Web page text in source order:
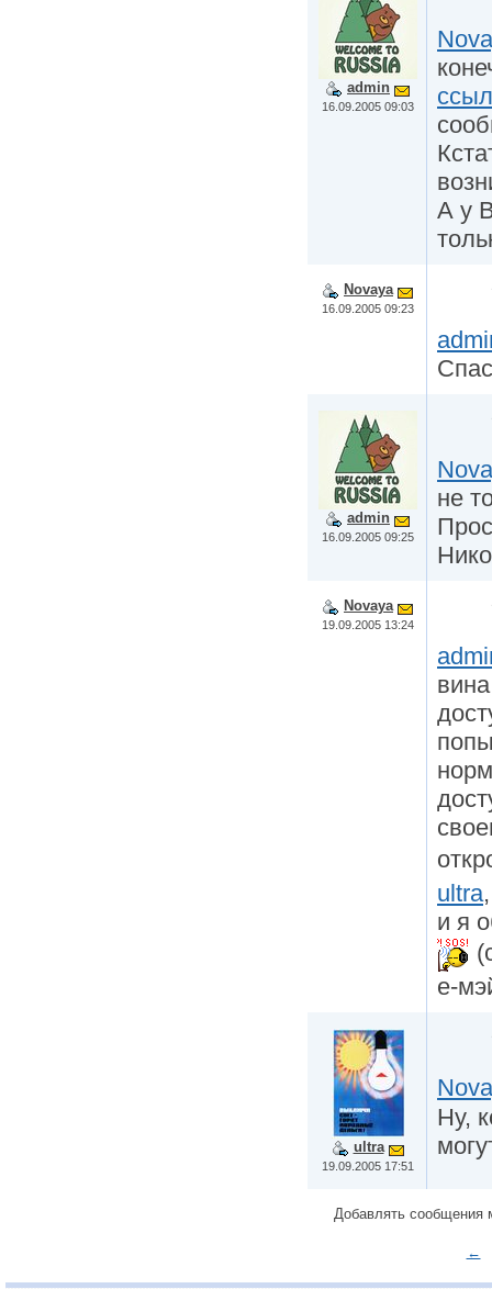
admin
16.09.2005 09:03
А у
Novaya
16.09.2005 09:23
admin
16.09.2005 09:25
не
Novaya
19.09.2005 13:24
ultra
и я
е-
ultra
19.09.2005 17:51
Ну,
Добавлять сообщения
←